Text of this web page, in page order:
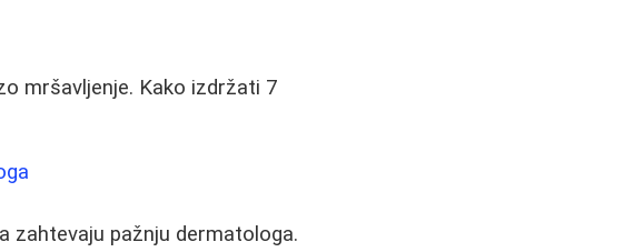
mršavljenje. Kako izdržati 7
zahtevaju pažnju dermatologa.